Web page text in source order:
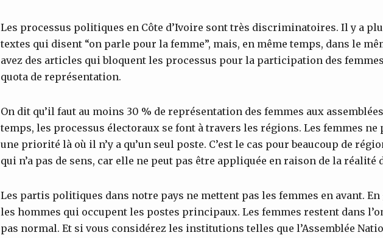
Les processus politiques en Côte d’Ivoire sont très discriminatoires. Il y a
textes qui disent “on parle pour la femme”, mais, en même temps, dans le
avez des articles qui bloquent les processus pour la participation des
quota de représentation.
On dit qu’il faut au moins 30 % de représentation des femmes aux
temps, les processus électoraux se font à travers les régions. Les femmes ne
une priorité là où il n’y a qu’un seul poste. C’est le cas pour beaucoup de
qui n’a pas de sens, car elle ne peut pas être appliquée en raison de la réalité
Les partis politiques dans notre pays ne mettent pas les femmes en avant. En
les hommes qui occupent les postes principaux. Les femmes restent dans
pas normal. Et si vous considérez les institutions telles que l’Assemblée